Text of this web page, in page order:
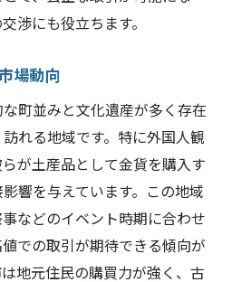
渉にも役立ちます。
場動向
町並みと文化遺産が多く存在
れる地域です。特に外国人観
が土産品として金貨を購入す
響を与えています。この地域
などのイベント時期に合わせ
での取引が期待できる傾向が
地元住民の購買力が強く、古